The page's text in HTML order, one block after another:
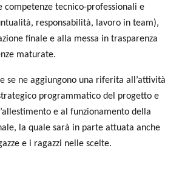
competenze tecnico-professionali e
responsabilità, lavoro in team),
finale e alla messa in trasparenza
maturate.
se ne aggiungono una riferita all’attività
programmatico del progetto e
e al funzionamento della
la quale sarà in parte attuata anche
e i ragazzi nelle scelte.